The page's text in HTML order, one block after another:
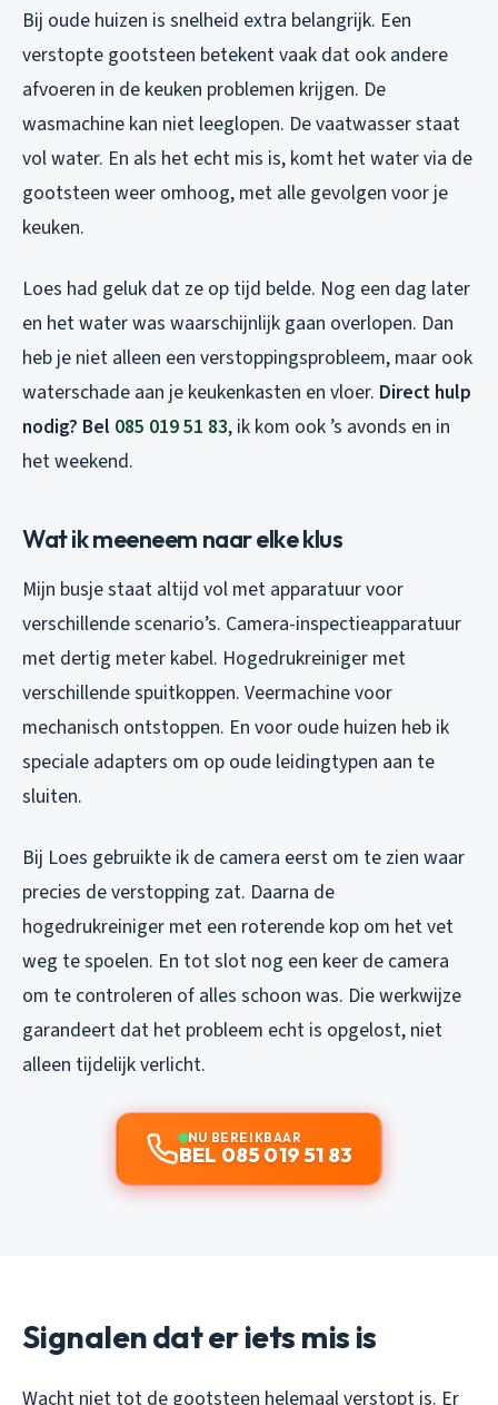
Bij oude huizen is snelheid extra belangrijk. Een
verstopte gootsteen betekent vaak dat ook andere
afvoeren in de keuken problemen krijgen. De
wasmachine kan niet leeglopen. De vaatwasser staat
vol water. En als het echt mis is, komt het water via de
gootsteen weer omhoog, met alle gevolgen voor je
keuken.
Loes had geluk dat ze op tijd belde. Nog een dag later
en het water was waarschijnlijk gaan overlopen. Dan
heb je niet alleen een verstoppingsprobleem, maar ook
waterschade aan je keukenkasten en vloer. Direct hulp
nodig? Bel 085 019 51 83, ik kom ook ’s avonds en in
het weekend.
Wat ik meeneem naar elke klus
Mijn busje staat altijd vol met apparatuur voor
verschillende scenario’s. Camera-inspectieapparatuur
met dertig meter kabel. Hogedrukreiniger met
verschillende spuitkoppen. Veermachine voor
mechanisch ontstoppen. En voor oude huizen heb ik
speciale adapters om op oude leidingtypen aan te
sluiten.
Bij Loes gebruikte ik de camera eerst om te zien waar
precies de verstopping zat. Daarna de
hogedrukreiniger met een roterende kop om het vet
weg te spoelen. En tot slot nog een keer de camera
om te controleren of alles schoon was. Die werkwijze
garandeert dat het probleem echt is opgelost, niet
alleen tijdelijk verlicht.
NU BEREIKBAAR
BEL 085 019 51 83
Signalen dat er iets mis is
Wacht niet tot de gootsteen helemaal verstopt is. Er